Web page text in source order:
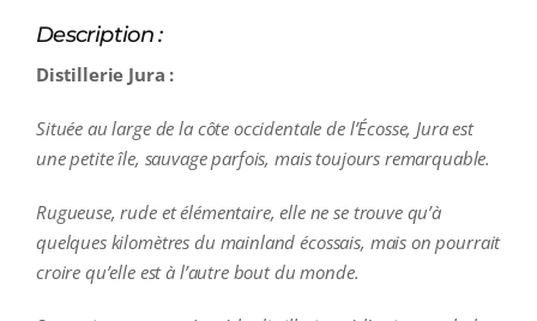
Description :
Distillerie Jura :
Située au large de la côte occidentale de l’Écosse, Jura est
une petite île, sauvage parfois, mais toujours remarquable.
Rugueuse, rude et élémentaire, elle ne se trouve qu’à
quelques kilomètres du mainland écossais, mais on pourrait
croire qu’elle est à l’autre bout du monde.